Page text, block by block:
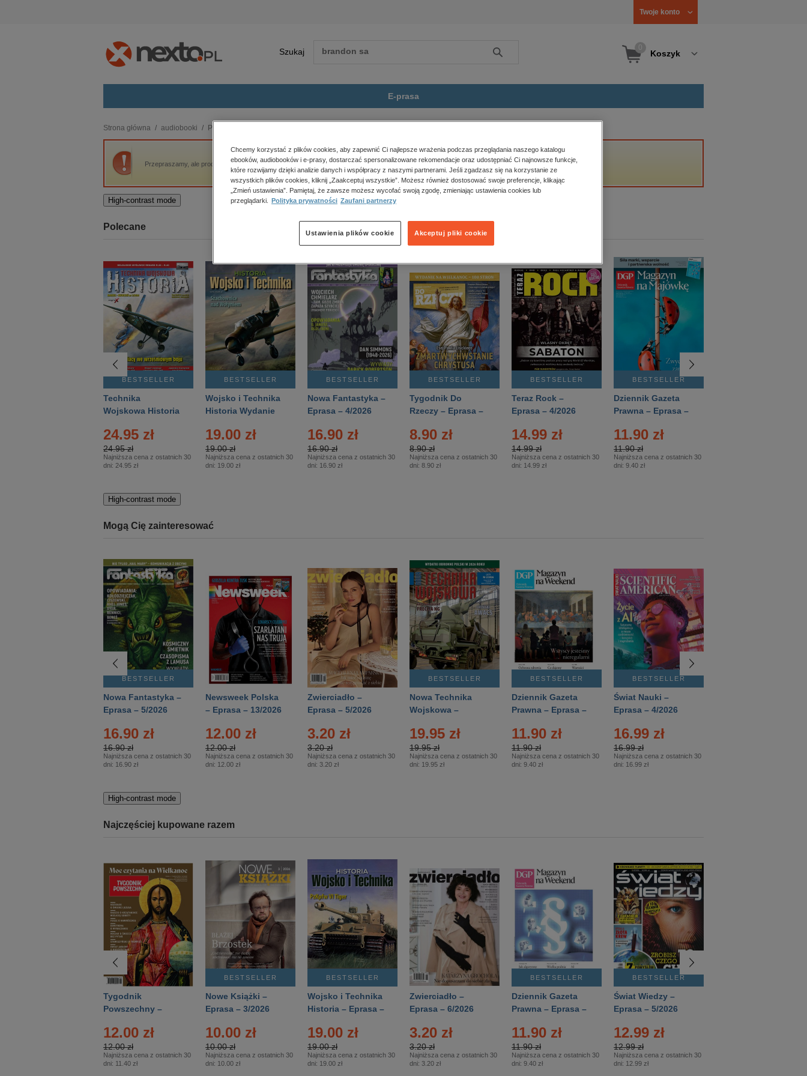
Twoje konto
Szukaj Szukaj Koszyk
E-prasa
budownictwo, aranżacja wnętrz
biznesowe, branżowe, gospodarka
darmowe wydania
edukacja
kobiece, lifestyle, kultura
polityka, społeczno-informacyjne
psychologiczne
inne
popularno-naukowe
historia
zdrowie
religie
Strona główna audiobooki Poradniki
Przepraszamy, ale produkt „W tym szaleństwie jest metoda. Powieść o zarządzaniu projektami” nie jest dostępny.
High-contrast mode
Polecane
BESTSELLER
Technika
Wojskowa Historia
24.95 zł
24.95 zł
Najniższa cena z ostatnich 30
dni: 24.95 zł
BESTSELLER
Wojsko i Technika
Historia Wydanie
– 2/2026
19.00 zł
19.00 zł
Najniższa cena z ostatnich 30
dni: 19.00 zł
BESTSELLER
Nowa Fantastyka –
Eprasa – 4/2026
16.90 zł
16.90 zł
Najniższa cena z ostatnich 30
dni: 16.90 zł
BESTSELLER
Tygodnik Do
Rzeczy – Eprasa –
8.90 zł
8.90 zł
Najniższa cena z ostatnich 30
dni: 8.90 zł
BESTSELLER
Teraz Rock –
Eprasa – 4/2026
14.99 zł
14.99 zł
Najniższa cena z ostatnich 30
dni: 14.99 zł
BESTSELLER
Dziennik Gazeta
Prawna – Eprasa –
11.90 zł
11.90 zł
Najniższa cena z ostatnich 30
dni: 9.40 zł
High-contrast mode
Mogą Cię zainteresować
BESTSELLER
Nowa Fantastyka –
Eprasa – 5/2026
16.90 zł
16.90 zł
Najniższa cena z ostatnich 30
dni: 16.90 zł
Newsweek Polska
– Eprasa – 13/2026
12.00 zł
12.00 zł
Najniższa cena z ostatnich 30
dni: 12.00 zł
Zwierciadło –
Eprasa – 5/2026
3.20 zł
3.20 zł
Najniższa cena z ostatnich 30
dni: 3.20 zł
BESTSELLER
Nowa Technika
Wojskowa –
19.95 zł
19.95 zł
Najniższa cena z ostatnich 30
dni: 19.95 zł
BESTSELLER
Dziennik Gazeta
Prawna – Eprasa –
11.90 zł
11.90 zł
Najniższa cena z ostatnich 30
dni: 9.40 zł
BESTSELLER
Świat Nauki –
Eprasa – 4/2026
16.99 zł
16.99 zł
Najniższa cena z ostatnich 30
dni: 16.99 zł
High-contrast mode
Najczęściej kupowane razem
Tygodnik
Powszechny –
12.00 zł
12.00 zł
Najniższa cena z ostatnich 30
dni: 11.40 zł
BESTSELLER
Nowe Książki –
Eprasa – 3/2026
10.00 zł
10.00 zł
Najniższa cena z ostatnich 30
dni: 10.00 zł
BESTSELLER
Wojsko i Technika
Historia – Eprasa –
19.00 zł
19.00 zł
Najniższa cena z ostatnich 30
dni: 19.00 zł
Zwierciadło –
Eprasa – 6/2026
3.20 zł
3.20 zł
Najniższa cena z ostatnich 30
dni: 3.20 zł
BESTSELLER
Dziennik Gazeta
Prawna – Eprasa –
11.90 zł
11.90 zł
Najniższa cena z ostatnich 30
dni: 9.40 zł
BESTSELLER
Świat Wiedzy –
Eprasa – 5/2026
12.99 zł
12.99 zł
Najniższa cena z ostatnich 30
dni: 12.99 zł
Chcemy korzystać z plików cookies, aby zapewnić Ci najlepsze wrażenia podczas przeglądania naszego katalogu
ebooków, audiobooków i e-prasy, dostarczać spersonalizowane rekomendacje oraz udostępniać Ci najnowsze funkcje,
które rozwijamy dzięki analizie danych i współpracy z naszymi partnerami. Jeśli zgadzasz się na korzystanie ze
wszystkich plików cookies, kliknij „Zaakceptuj wszystkie”. Możesz również dostosować swoje preferencje, klikając
„Zmień ustawienia”. Pamiętaj, że zawsze możesz wycofać swoją zgodę, zmieniając ustawienia cookies lub
przeglądarki.
Polityka prywatności Zaufani partnerzy
Akceptuj pliki cookie
Ustawienia plików cookie